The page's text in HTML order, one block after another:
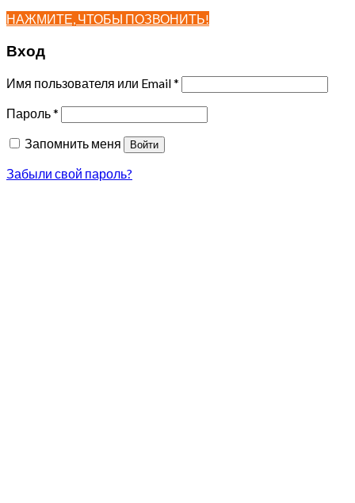
НАЖМИТЕ, ЧТОБЫ ПОЗВОНИТЬ!
Вход
Имя пользователя или Email*
Пароль*
Запомнить меня
Войти
Забыли свой пароль?